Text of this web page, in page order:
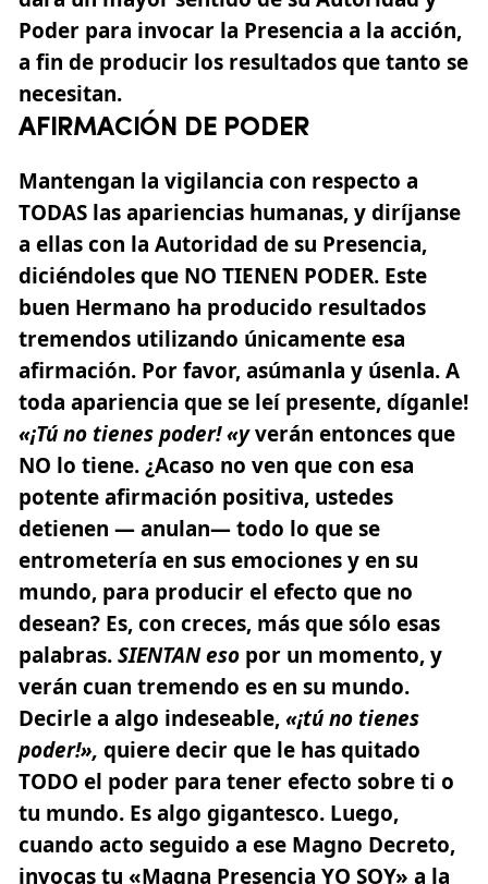
Poder para invocar la Presencia a la acción,
a fin de producir los resultados que tanto se
necesitan.
AFIRMACIÓN DE PODER
Mantengan la vigilancia con respecto a
TODAS las apariencias humanas, y diríjanse
a ellas con la Autoridad de su Presencia,
diciéndoles que NO TIENEN PODER. Este
buen Hermano ha producido resultados
tremendos utilizando únicamente esa
afirmación. Por favor, asúmanla y úsenla. A
toda apariencia que se leí presente, díganle!
«¡Tú no tienes poder! «yverán entonces que
NO lo tiene. ¿Acaso no ven que con esa
potente afirmación positiva, ustedes
detienen — anulan— todo lo que se
entrometería en sus emociones y en su
mundo, para producir el efecto que no
desean? Es, con creces, más que sólo esas
palabras.SIENTAN eso por un momento, y
verán cuan tremendo es en su mundo.
Decirle a algo indeseable,«¡tú no tienes
poder!», quiere decir que le has quitado
TODO el poder para tener efecto sobre ti o
tu mundo. Es algo gigantesco. Luego,
cuando acto seguido a ese Magno Decreto,
invocas tu «Magna Presencia YO SOY» a la